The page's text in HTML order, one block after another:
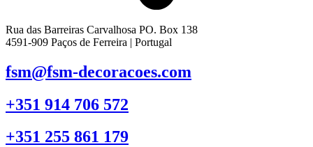
Rua das Barreiras Carvalhosa PO. Box 138
4591-909 Paços de Ferreira | Portugal
fsm@fsm-decoracoes.com
+351 914 706 572
+351 255 861 179